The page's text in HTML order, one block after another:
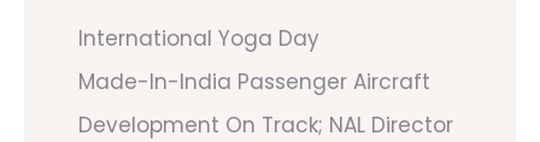
International Yoga Day
Made-In-India Passenger Aircraft
Development On Track; NAL Director